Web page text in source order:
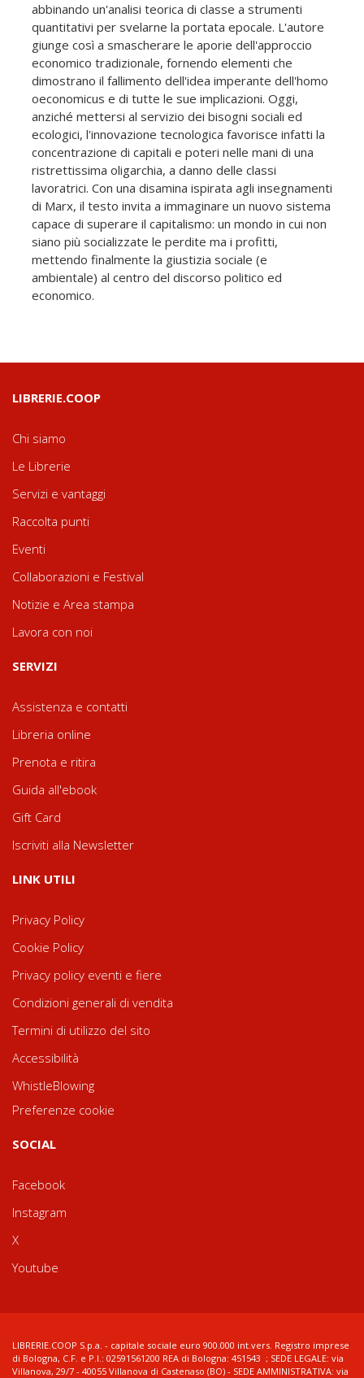
abbinando un'analisi teorica di classe a strumenti
quantitativi per svelarne la portata epocale. L'autore
giunge così a smascherare le aporie dell'approccio
economico tradizionale, fornendo elementi che
dimostrano il fallimento dell'idea imperante dell'homo
oeconomicus e di tutte le sue implicazioni. Oggi,
anziché mettersi al servizio dei bisogni sociali ed
ecologici, l'innovazione tecnologica favorisce infatti la
concentrazione di capitali e poteri nelle mani di una
ristrettissima oligarchia, a danno delle classi
lavoratrici. Con una disamina ispirata agli insegnamenti
di Marx, il testo invita a immaginare un nuovo sistema
capace di superare il capitalismo: un mondo in cui non
siano più socializzate le perdite ma i profitti,
mettendo finalmente la giustizia sociale (e
ambientale) al centro del discorso politico ed
economico.
LIBRERIE.COOP
Chi siamo
Le Librerie
Servizi e vantaggi
Raccolta punti
Eventi
Collaborazioni e Festival
Notizie e Area stampa
Lavora con noi
SERVIZI
Assistenza e contatti
Libreria online
Prenota e ritira
Guida all'ebook
Gift Card
Iscriviti alla Newsletter
LINK UTILI
Privacy Policy
Cookie Policy
Privacy policy eventi e fiere
Condizioni generali di vendita
Termini di utilizzo del sito
Accessibilità
WhistleBlowing
Preferenze cookie
SOCIAL
Facebook
Instagram
X
Youtube
LIBRERIE.COOP S.p.a. - capitale sociale euro 900.000 int.vers. Registro imprese
di Bologna, C.F. e P.I.: 02591561200 REA di Bologna: 451543 ; SEDE LEGALE: via
Villanova, 29/7 - 40055 Villanova di Castenaso (BO) - SEDE AMMINISTRATIVA: via